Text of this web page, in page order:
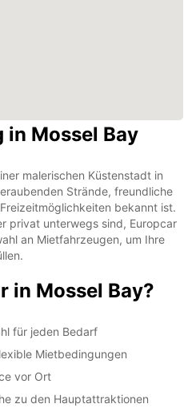
Mossel Bay
malerischen Küstenstadt in
Strände, freundliche
bekannt ist.
privat unterwegs sind, Europcar
an Mietfahrzeugen, um Ihre
in Mossel Bay?
für jeden Bedarf
Mietbedingungen
vor Ort
zu den Hauptattraktionen